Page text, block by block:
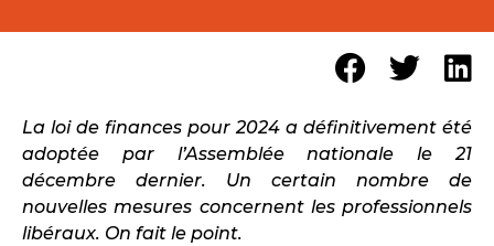
La loi de finances pour 2024 a définitivement été
adoptée par l’Assemblée nationale le 21
décembre dernier. Un certain nombre de
nouvelles mesures concernent les professionnels
libéraux. On fait le point.